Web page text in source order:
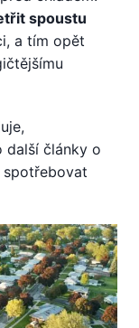
spoustu
a tím opět
další články o